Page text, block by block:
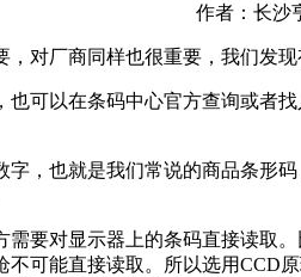
作者：长沙
，对厂商同样也很重要，我们发
可以在条码中心官方查询或者
字，也就是我们常说的商品条形
需要对显示器上的条码直接读取
可能直接读取。所以选用CCD